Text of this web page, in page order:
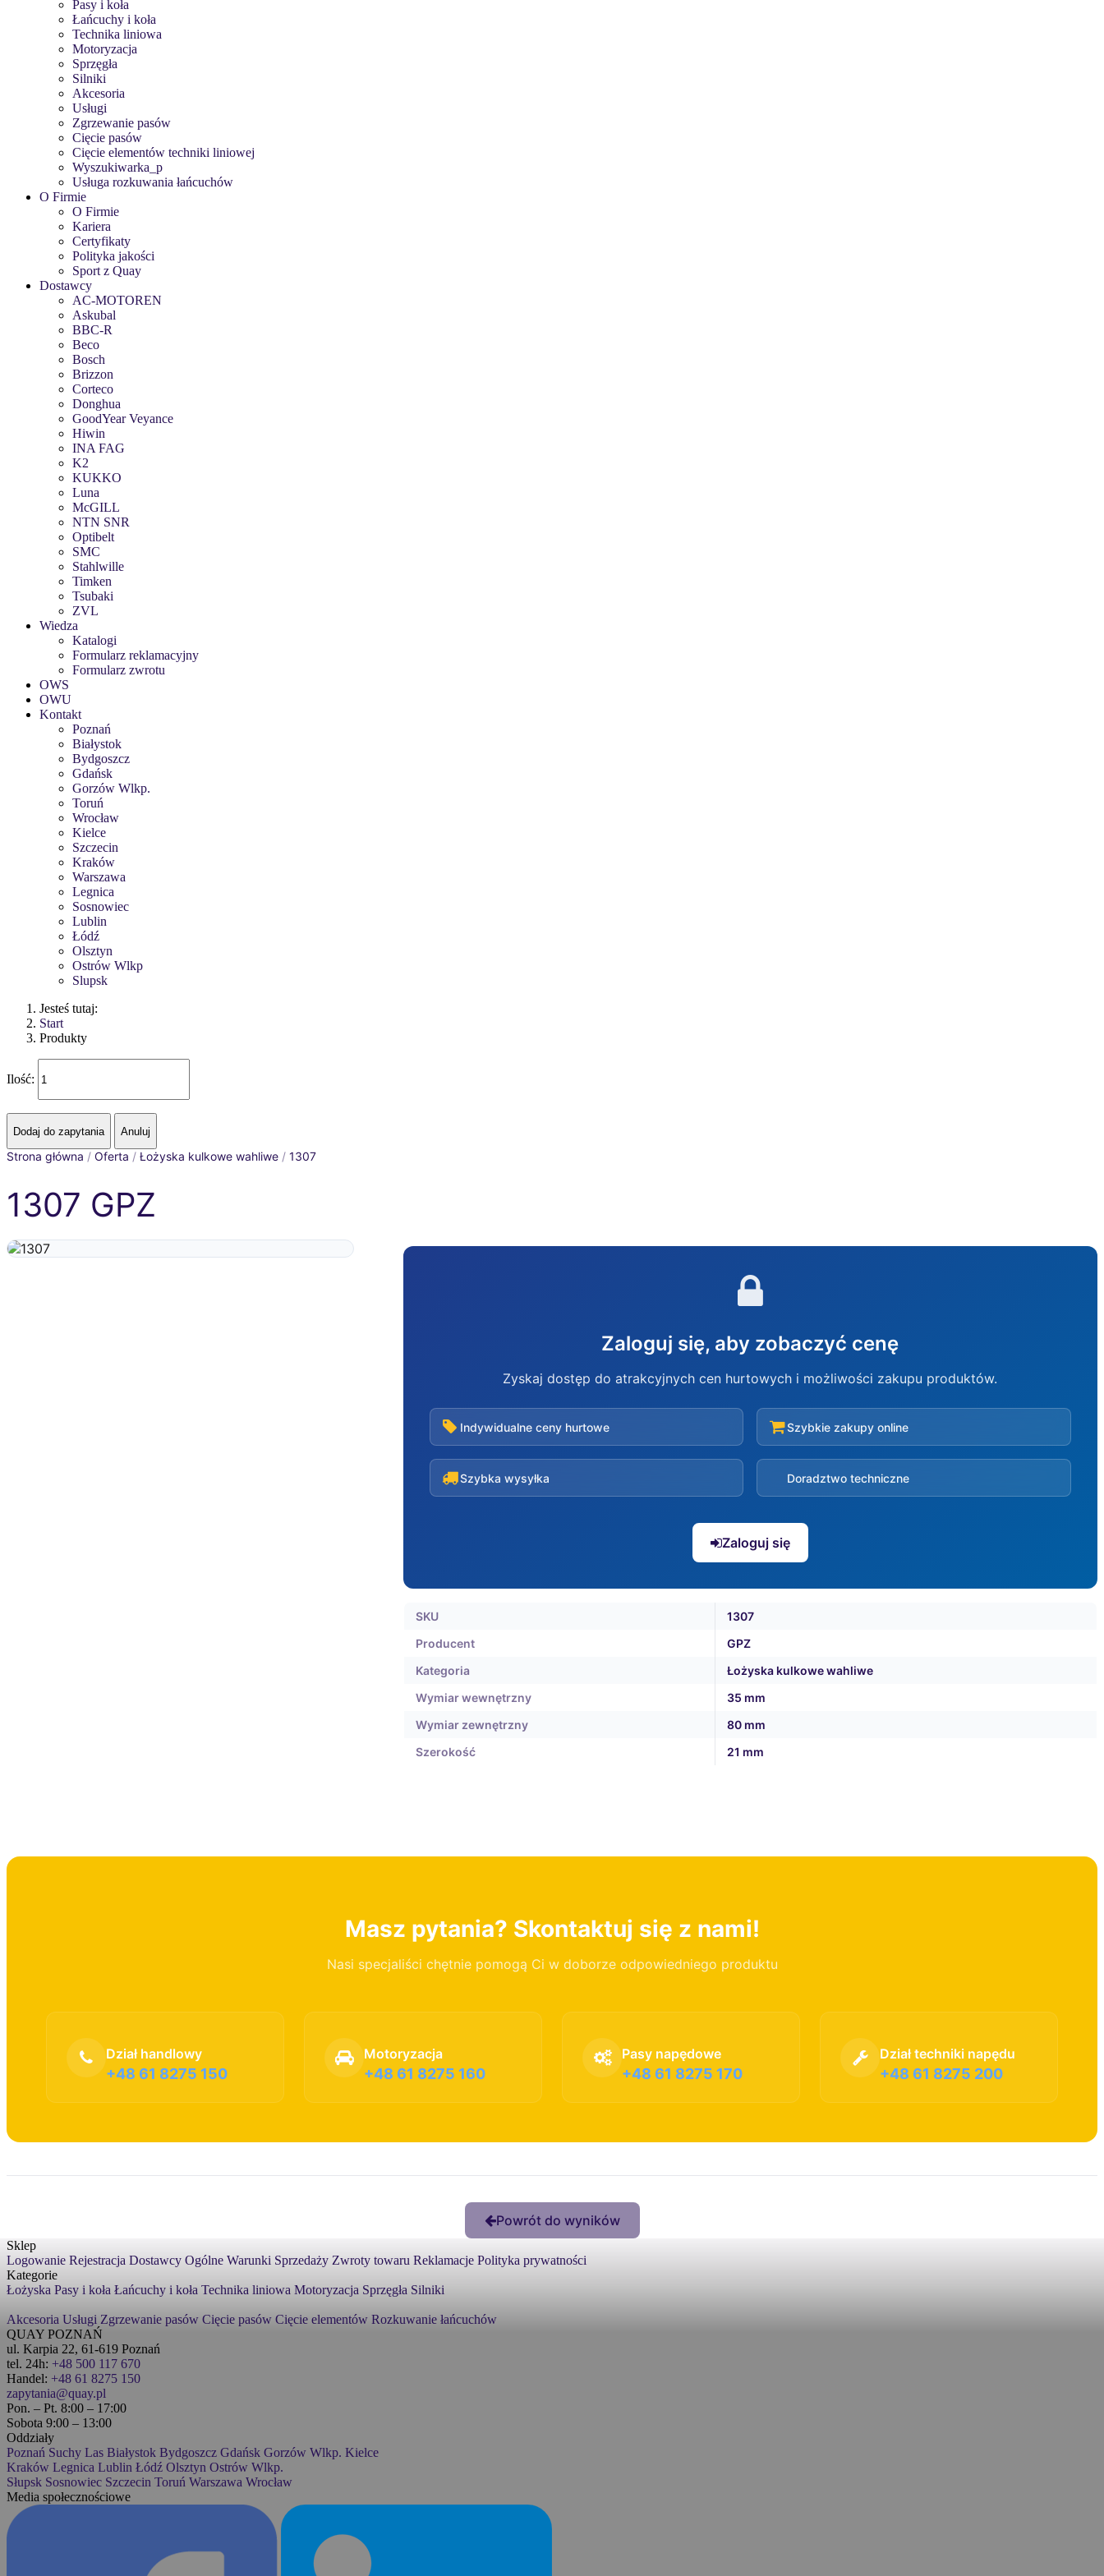
Pasy i koła
Łańcuchy i koła
Technika liniowa
Motoryzacja
Sprzęgła
Silniki
Akcesoria
Usługi
Zgrzewanie pasów
Cięcie pasów
Cięcie elementów techniki liniowej
Wyszukiwarka_p
Usługa rozkuwania łańcuchów
O Firmie
O Firmie
Kariera
Certyfikaty
Polityka jakości
Sport z Quay
Dostawcy
AC-MOTOREN
Askubal
BBC-R
Beco
Bosch
Brizzon
Corteco
Donghua
GoodYear Veyance
Hiwin
INA FAG
K2
KUKKO
Luna
McGILL
NTN SNR
Optibelt
SMC
Stahlwille
Timken
Tsubaki
ZVL
Wiedza
Katalogi
Formularz reklamacyjny
Formularz zwrotu
OWS
OWU
Kontakt
Poznań
Białystok
Bydgoszcz
Gdańsk
Gorzów Wlkp.
Toruń
Wrocław
Kielce
Szczecin
Kraków
Warszawa
Legnica
Sosnowiec
Lublin
Łódź
Olsztyn
Ostrów Wlkp
Slupsk
Jesteś tutaj:
Start
Produkty
Ilość:
Strona główna / Oferta / Łożyska kulkowe wahliwe / 1307
1307 GPZ
Zaloguj się, aby zobaczyć cenę
Zyskaj dostęp do atrakcyjnych cen hurtowych i możliwości zakupu produktów.
Indywidualne ceny hurtowe Szybkie zakupy online
Szybka wysyłka Doradztwo techniczne
Zaloguj się
SKU
1307
Producent
GPZ
Kategoria
Łożyska kulkowe wahliwe
Wymiar wewnętrzny
35 mm
Wymiar zewnętrzny
80 mm
Szerokość
21 mm
Masz pytania? Skontaktuj się z nami!
Nasi specjaliści chętnie pomogą Ci w doborze odpowiedniego produktu
Dział handlowy
+48 61 8275 150
Motoryzacja
+48 61 8275 160
Pasy napędowe
+48 61 8275 170
Dział techniki napędu
+48 61 8275 200
Powrót do wyników
Sklep
Logowanie Rejestracja Dostawcy Ogólne Warunki Sprzedaży Zwroty towaru Reklamacje Polityka prywatności
Kategorie
Łożyska Pasy i koła Łańcuchy i koła Technika liniowa Motoryzacja Sprzęgła Silniki
Akcesoria Usługi Zgrzewanie pasów Cięcie pasów Cięcie elementów Rozkuwanie łańcuchów
QUAY POZNAŃ
ul. Karpia 22, 61-619 Poznań
tel. 24h: +48 500 117 670
Handel: +48 61 8275 150
zapytania@quay.pl
Pon. – Pt. 8:00 – 17:00
Sobota 9:00 – 13:00
Oddziały
Poznań Suchy Las Białystok Bydgoszcz Gdańsk Gorzów Wlkp. Kielce
Kraków Legnica Lublin Łódź Olsztyn Ostrów Wlkp.
Słupsk Sosnowiec Szczecin Toruń Warszawa Wrocław
Media społecznościowe